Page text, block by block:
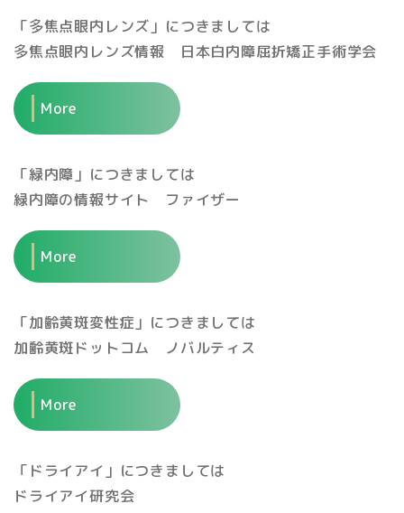
「多焦点眼内レンズ」につきましては
多焦点眼内レンズ情報 日本白内障屈折矯正手術学会
More
「緑内障」につきましては
緑内障の情報サイト ファイザー
More
「加齢黄斑変性症」につきましては
加齢黄斑ドットコム ノバルティス
More
「ドライアイ」につきましては
ドライアイ研究会